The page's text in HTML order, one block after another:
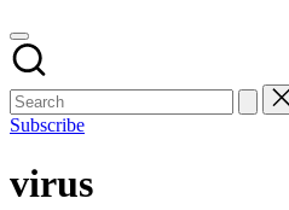
Subscribe
virus